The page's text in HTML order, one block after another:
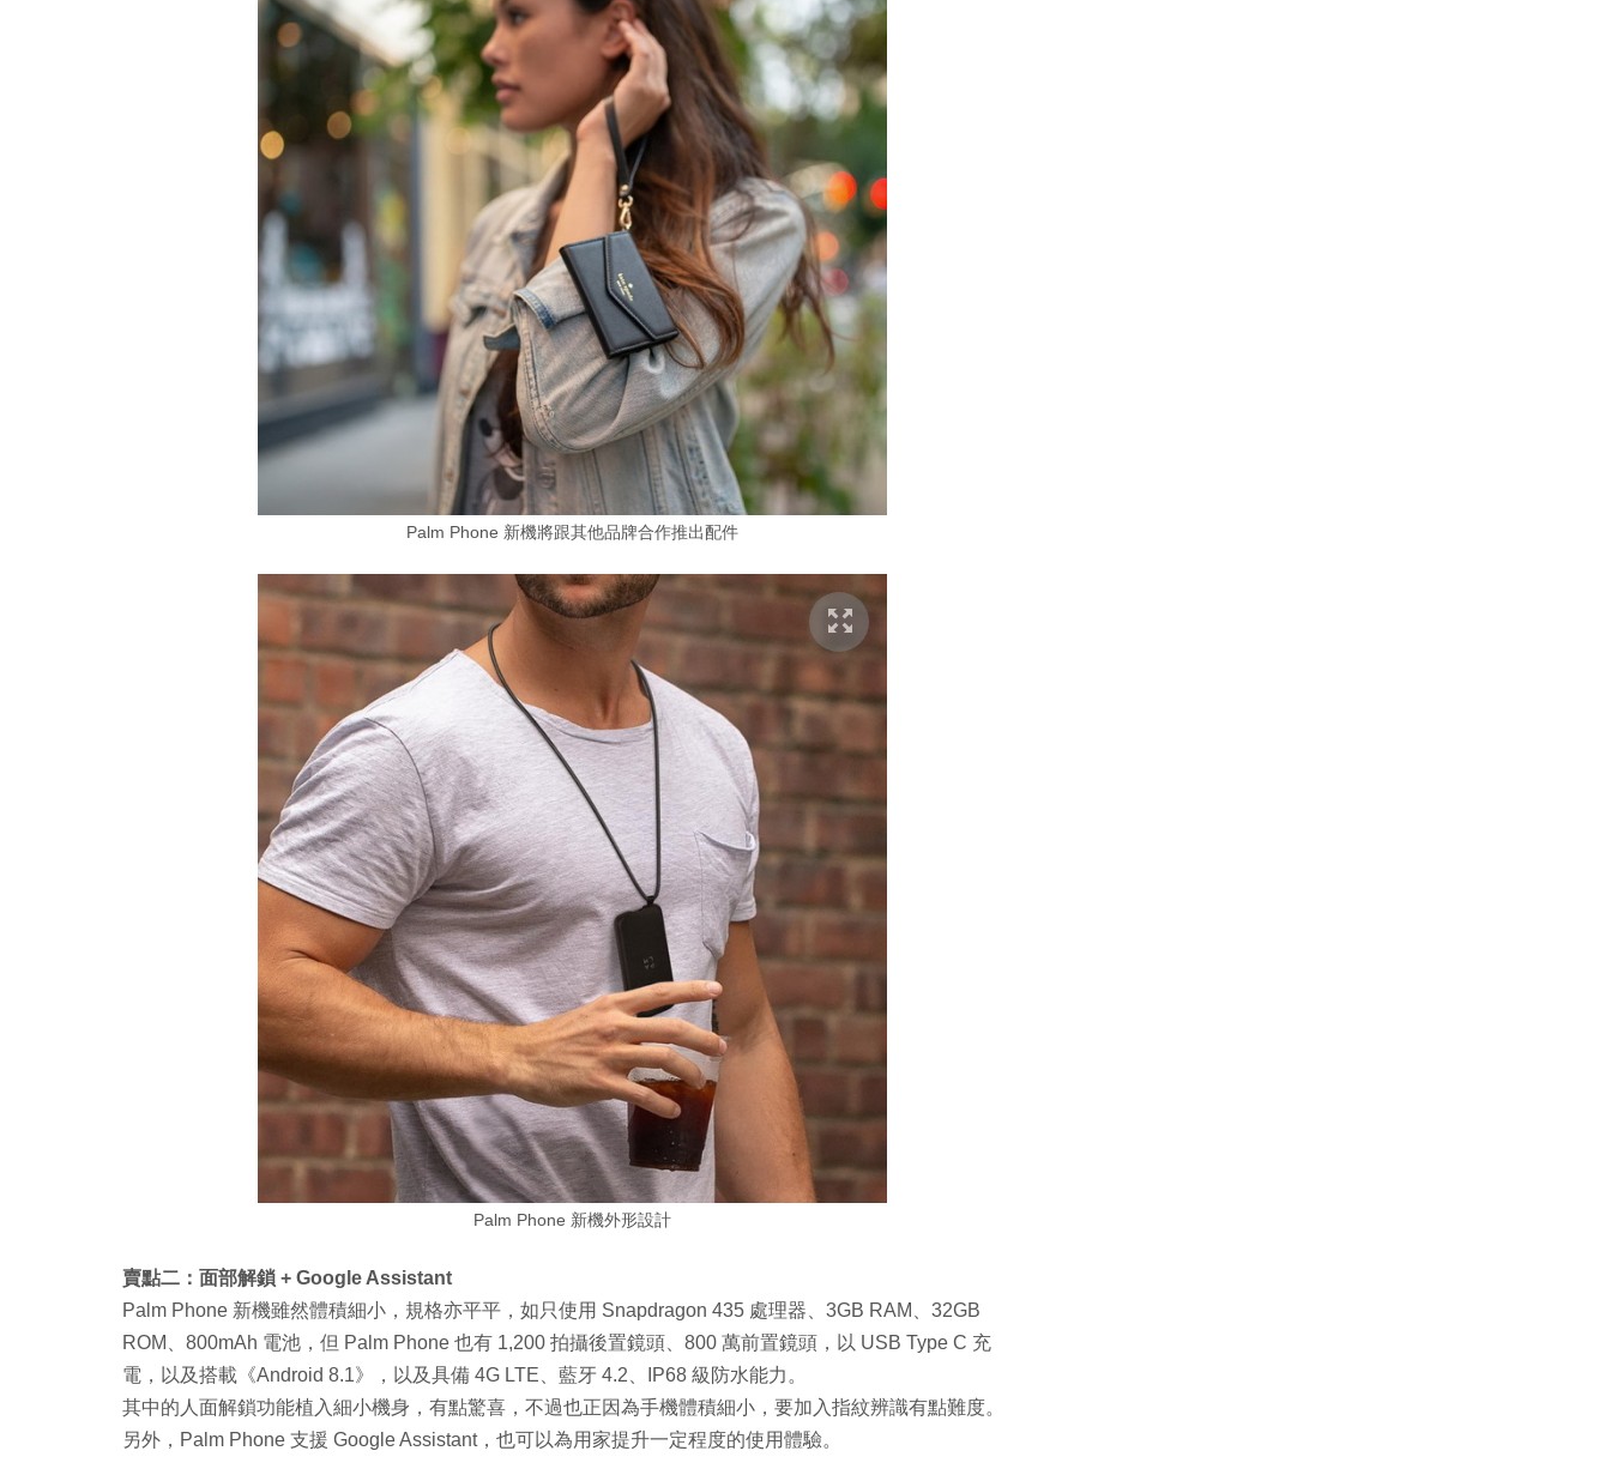
Palm Phone 新機將跟其他品牌合作推出配件
Palm Phone 新機外形設計
賣點二：面部解鎖 + Google Assistant
Palm Phone 新機雖然體積細小，規格亦平平，如只使用 Snapdragon 435 處理器、3GB RAM、32GB
ROM、800mAh 電池，但 Palm Phone 也有 1,200 拍攝後置鏡頭、800 萬前置鏡頭，以 USB Type C 充
電，以及搭載《Android 8.1》，以及具備 4G LTE、藍牙 4.2、IP68 級防水能力。
其中的人面解鎖功能植入細小機身，有點驚喜，不過也正因為手機體積細小，要加入指紋辨識有點難度。
另外，Palm Phone 支援 Google Assistant，也可以為用家提升一定程度的使用體驗。